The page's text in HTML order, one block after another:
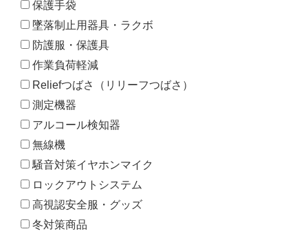
保護手袋
墜落制止用器具・ラクボ
防護服・保護具
作業負荷軽減
Reliefつばさ（リリーフつばさ）
測定機器
アルコール検知器
無線機
騒音対策イヤホンマイク
ロックアウトシステム
高視認安全服・グッズ
冬対策商品